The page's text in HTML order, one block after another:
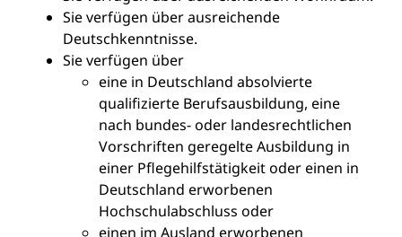
Sie verfügen über ausreichende
Deutschkenntnisse.
Sie verfügen über
eine in Deutschland absolvierte
qualifizierte Berufsausbildung, eine
nach bundes- oder landesrechtlichen
Vorschriften geregelte Ausbildung in
einer Pflegehilfstätigkeit oder einen in
Deutschland erworbenen
Hochschulabschluss oder
einen im Ausland erworbenen